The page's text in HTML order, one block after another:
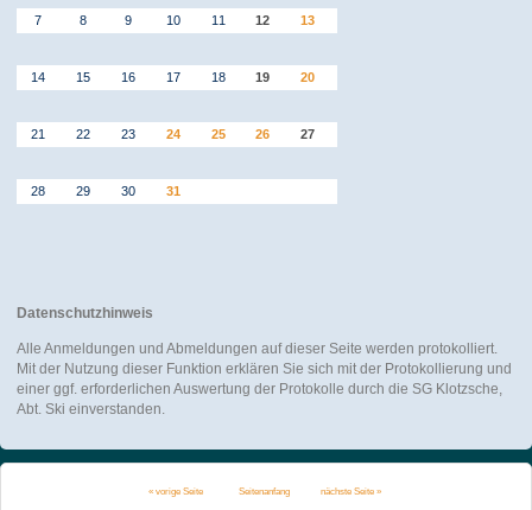
7 8 9 10 11 12 13
14 15 16 17 18 19 20
21 22 23 24 25 26 27
28 29 30 31
Datenschutzhinweis
Alle Anmeldungen und Abmeldungen auf dieser Seite werden protokolliert.
Mit der Nutzung dieser Funktion erklären Sie sich mit der Protokollierung und
einer ggf. erforderlichen Auswertung der Protokolle durch die SG Klotzsche,
Abt. Ski einverstanden.
« vorige Seite Seitenanfang nächste Seite »